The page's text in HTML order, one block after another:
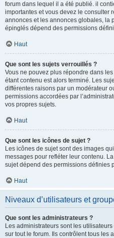
forum dans lequel il a été publié. il
importantes et vous devez le consulter
annonces et les annonces globales, la
épinglés dépend des permissions
Haut
Que sont les sujets verrouillés ?
Vous ne pouvez plus répondre dans
étant contenu est alors terminé. Les
différentes raisons par un modérateur
permissions accordées par
vos propres sujets.
Haut
Que sont les icônes de sujet ?
Les icônes de sujet sont des images
messages pour refléter leur contenu.
sujet dépend des permissions définies
Haut
Niveaux d’utilisateurs et
Que sont les administrateurs ?
Les administrateurs sont les
sur tout le forum. Ils contrôlent tous les